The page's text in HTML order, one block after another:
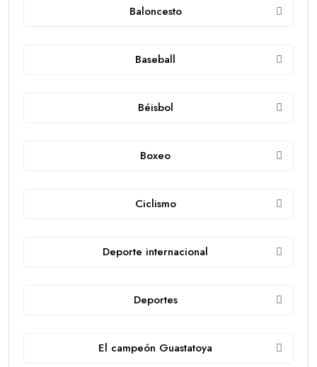
Baloncesto
Baseball
Béisbol
Boxeo
Ciclismo
Deporte internacional
Deportes
El campeón Guastatoya